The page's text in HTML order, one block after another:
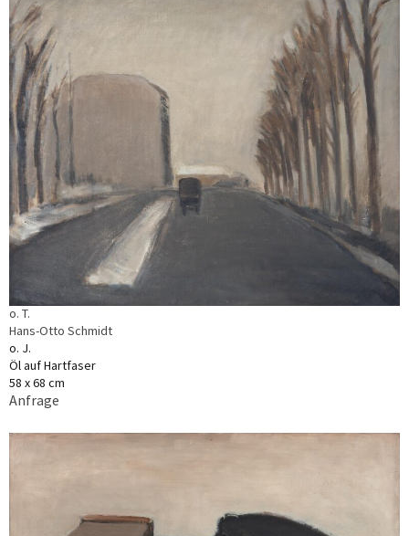
o. T.
Hans-Otto Schmidt
o. J.
Öl auf Hartfaser
58 x 68 cm
Anfrage